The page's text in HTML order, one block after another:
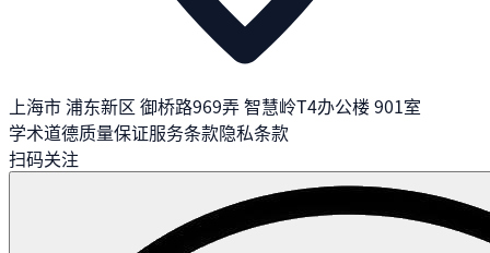
上海市 浦东新区 御桥路969弄 智慧岭T4办公楼 901室
学术道德质量保证服务条款隐私条款
扫码关注